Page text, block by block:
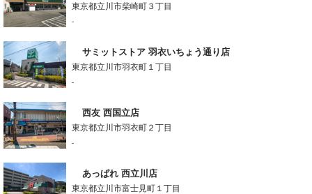
東京都立川市柴崎町３丁目
-
サミットストア 羽衣いちょう通り店
東京都立川市羽衣町１丁目
-
西友 西国立店
東京都立川市羽衣町２丁目
-
あっぱれ 西立川店
東京都立川市富士見町１丁目